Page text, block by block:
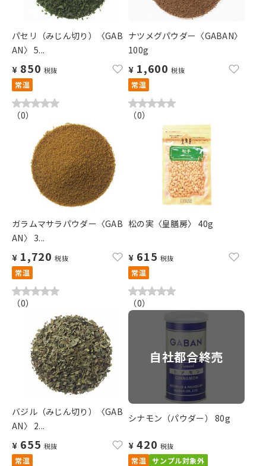
パセリ（みじん切り）〈GAB
AN〉 5...
¥ 850 税抜
常温
（0）
ナツメグパウダー〈GABAN〉
100g
¥ 1,600 税抜
常温
（0）
ガラムマサラパウダー〈GAB
AN〉 3...
¥ 1,720 税抜
常温
（0）
松の実〈皇膳房〉 40g
¥ 615 税抜
常温
（0）
バジル（みじん切り）〈GAB
AN〉 2...
¥ 655 税抜
常温
自社都合終売
シナモン（パウダー） 80g
¥ 420 税抜
常温 サンプル対象外